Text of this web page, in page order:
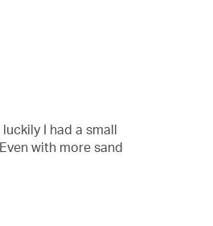
I had a small
with more sand